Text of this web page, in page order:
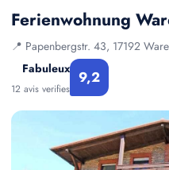
Ferienwohnung
📍 Papenbergstr. 43, 17192
Fabuleux
12 avis verifies
9,2